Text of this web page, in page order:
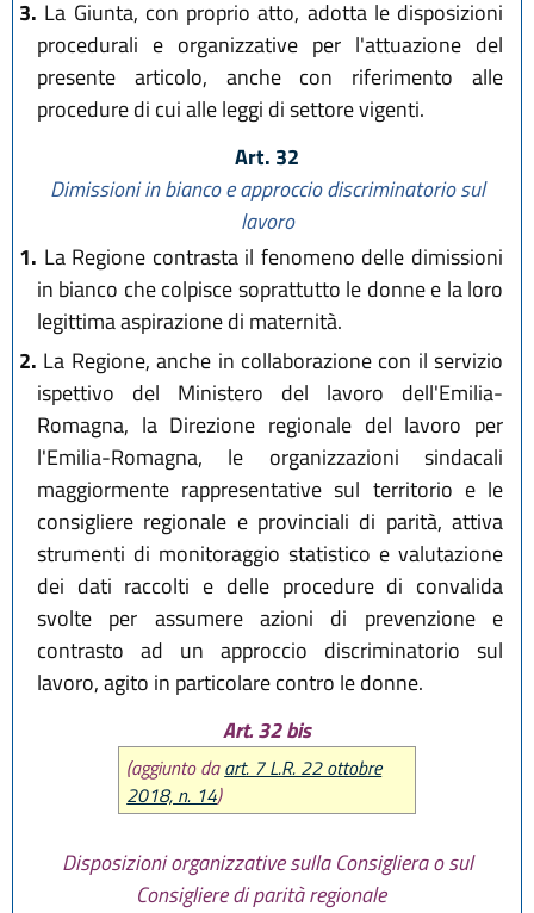
3. La Giunta, con proprio atto, adotta le disposizioni
procedurali e organizzative per l'attuazione del
presente articolo, anche con riferimento alle
procedure di cui alle leggi di settore vigenti.
Art. 32
Dimissioni in bianco e approccio discriminatorio sul
lavoro
1. La Regione contrasta il fenomeno delle dimissioni
in bianco che colpisce soprattutto le donne e la loro
legittima aspirazione di maternità.
2. La Regione, anche in collaborazione con il servizio
ispettivo del Ministero del lavoro dell'Emilia-
Romagna, la Direzione regionale del lavoro per
l'Emilia-Romagna, le organizzazioni sindacali
maggiormente rappresentative sul territorio e le
consigliere regionale e provinciali di parità, attiva
strumenti di monitoraggio statistico e valutazione
dei dati raccolti e delle procedure di convalida
svolte per assumere azioni di prevenzione e
contrasto ad un approccio discriminatorio sul
lavoro, agito in particolare contro le donne.
Art. 32 bis
(aggiunto daart. 7 L.R. 22 ottobre
2018, n. 14)
Disposizioni organizzative sulla Consigliera o sul
Consigliere di parità regionale